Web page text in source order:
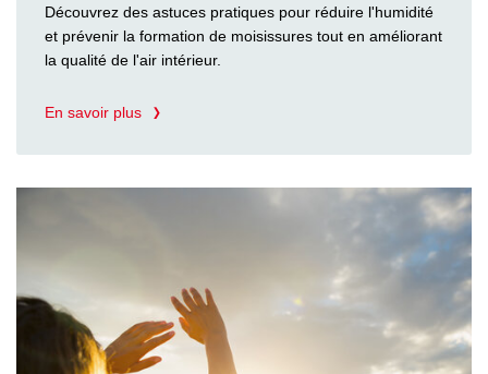
Découvrez des astuces pratiques pour réduire l'humidité
et prévenir la formation de moisissures tout en améliorant
la qualité de l'air intérieur.
En savoir plus